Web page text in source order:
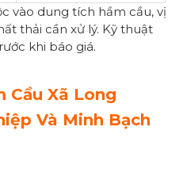
vào dung tích hầm cầu, vị
thải cần xử lý. Kỹ thuật
khi báo giá.
Cầu Xã Long
Và Minh Bạch